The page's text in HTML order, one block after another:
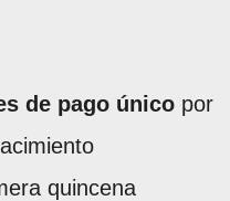
de pago único por
quincena